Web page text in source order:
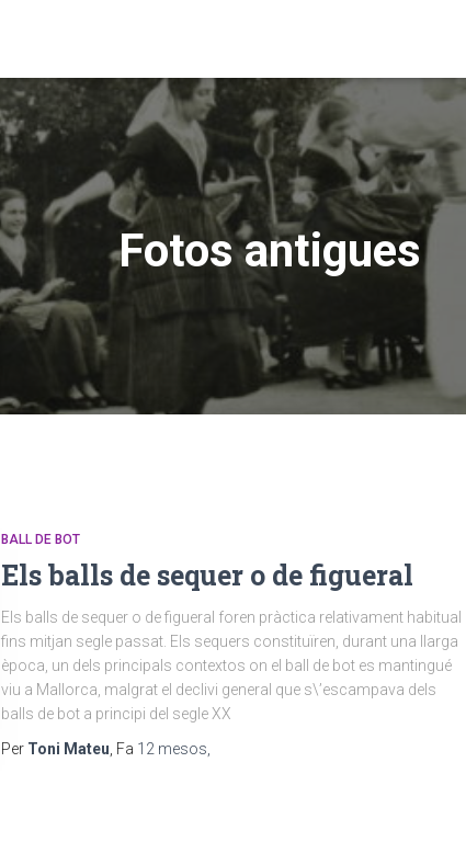
Fotos antigues
BALL DE BOT
Els balls de sequer o de figueral
Els balls de sequer o de figueral foren pràctica relativament habitual
fins mitjan segle passat. Els sequers constituïren, durant una llarga
època, un dels principals contextos on el ball de bot es mantingué
viu a Mallorca, malgrat el declivi general que s\’escampava dels
balls de bot a principi del segle XX
Per Toni Mateu , Fa 12 mesos